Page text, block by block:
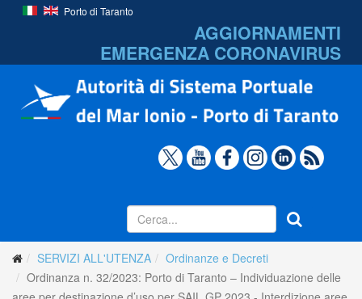
Porto di Taranto
AGGIORNAMENTI
EMERGENZA CORONAVIRUS
SERVIZI ALL'UTENZA
Ordinanze e Decreti
Ordinanza n. 32/2023: Porto di Taranto – Individuazione delle